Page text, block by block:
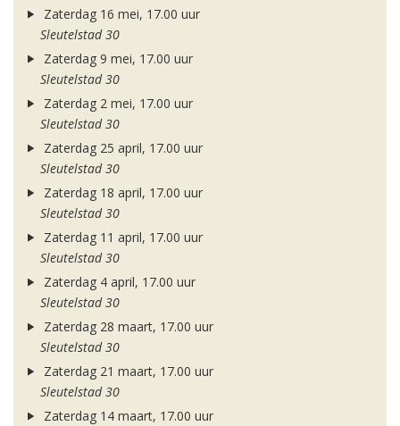
Zaterdag 16 mei, 17.00 uur
Sleutelstad 30
Zaterdag 9 mei, 17.00 uur
Sleutelstad 30
Zaterdag 2 mei, 17.00 uur
Sleutelstad 30
Zaterdag 25 april, 17.00 uur
Sleutelstad 30
Zaterdag 18 april, 17.00 uur
Sleutelstad 30
Zaterdag 11 april, 17.00 uur
Sleutelstad 30
Zaterdag 4 april, 17.00 uur
Sleutelstad 30
Zaterdag 28 maart, 17.00 uur
Sleutelstad 30
Zaterdag 21 maart, 17.00 uur
Sleutelstad 30
Zaterdag 14 maart, 17.00 uur